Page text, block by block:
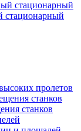
стационарный
пролетов
станков